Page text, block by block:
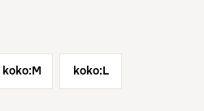
koko: M koko: L